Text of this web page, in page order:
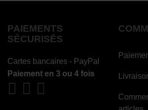
PAIEMENTS
SÉCURISÉS
Cartes bancaires - PayPal
Paiement en 3 ou 4 fois